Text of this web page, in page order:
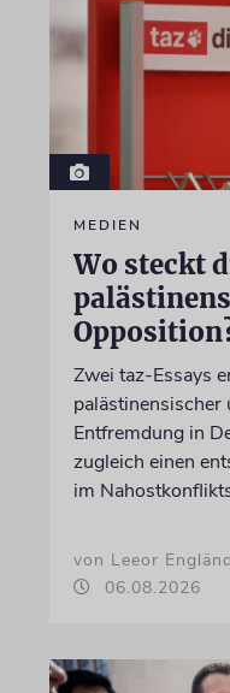
MEDIEN
Wo steckt
Zwei taz-Essays
Entfremdung in
zugleich einen
im
von Leeor
06.08.2026